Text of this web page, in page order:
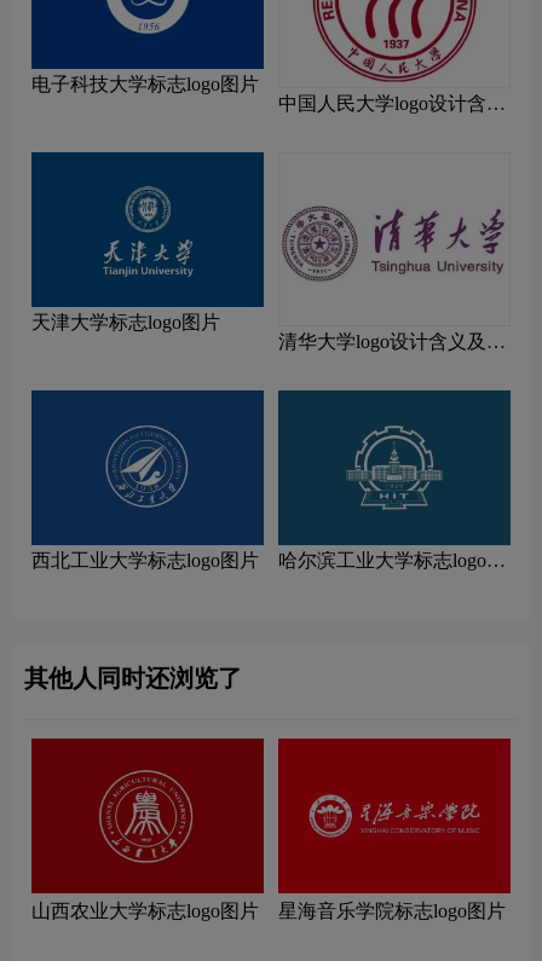
电子科技大学标志logo图片
中国人民大学logo设计含义
天津大学标志logo图片
清华大学logo设计含义及设
西北工业大学标志logo图片
哈尔滨工业大学标志logo图
其他人同时还浏览了
山西农业大学标志logo图片 星海音乐学院标志logo图片